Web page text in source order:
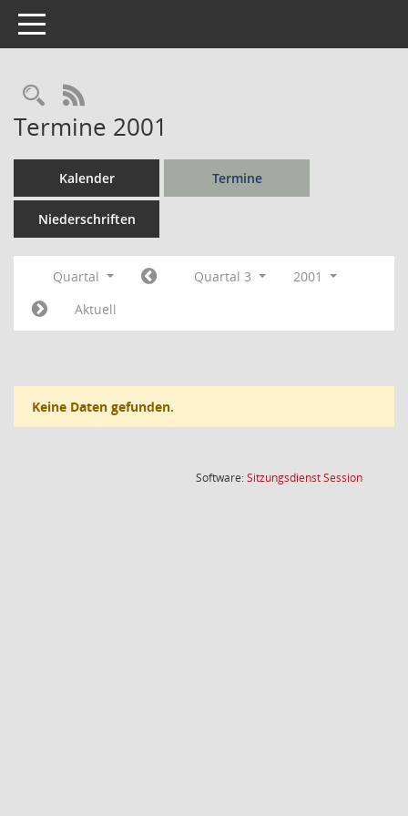
Toggle navigation
Rechercheauswahl
RSS-Feed
Termine 2001
Kalender Termine
Niederschriften
Quartal Quartal 3
2001
Aktuell
Keine Daten gefunden.
Software:SitzungsdienstSession(Wird in